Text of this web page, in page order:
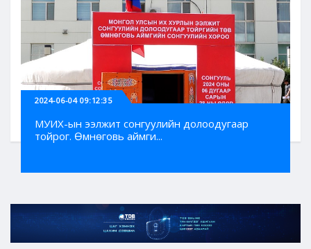
2024-06-04 09:12:35
МУИХ-ын ээлжит сонгуулийн долоодугаар
тойрог. Өмнөговь аймги...